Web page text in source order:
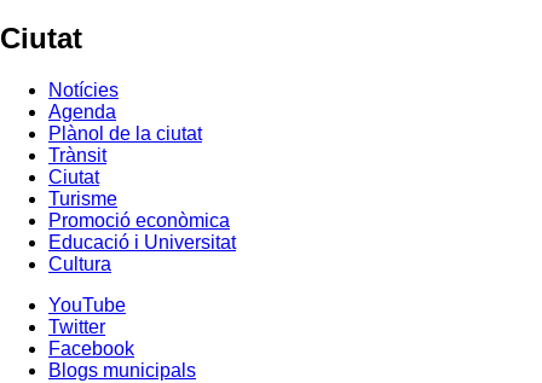
Ciutat
Notícies
Agenda
Plànol de la ciutat
Trànsit
Ciutat
Turisme
Promoció econòmica
Educació i Universitat
Cultura
YouTube
Twitter
Facebook
Blogs municipals